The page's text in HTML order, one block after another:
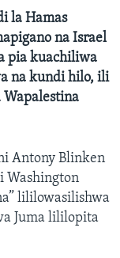
la Hamas
na Israel
pia kuachiliwa
na kundi hilo, ili
Antony Blinken
Washington
lililowasilishwa
Juma lililopita